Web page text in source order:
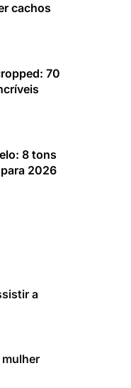
cachos
70
8 tons
2026
a